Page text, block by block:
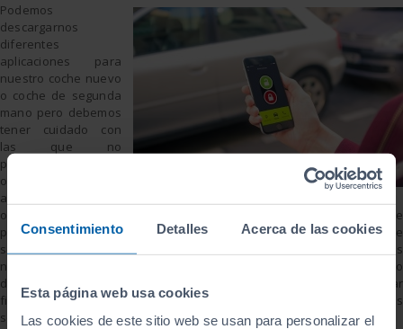
Consentimiento Detalles Acerca de las cookies
Esta página web usa cookies
Las cookies de este sitio web se usan para personalizar el
Podemos
descargarnos
diferentes
aplicaciones para
nuestro coche nuevo
o coche de segunda
mano pero debemos
tener cuidado con
las que no
pertenecen a marcas
oficiales. Estas apps,
aunque suelen
ofrecernos más servicios y funcionalidades, pueden dar problemas de
privacidad y seguridad. Un estudio realizado por la empresa de
seguridad Kaspersky afirma que más de la mitad de este tipo de apps
no advierten de los riesgos de utilizar la cuenta personal del servicio
del fabricante de automóviles. También destaca el riesgo de utilizar
firmas cifradas, los llamados tokens. Y afirma que es mucho más
seguro el registro común de usuario y contraseña.